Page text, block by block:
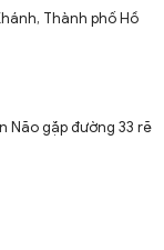
ánh sáng mạnh
không mong
mắt có thể trở
bật các đường
có thể tạo
Thành phố Hồ
Não gặp đường 33 rẽ